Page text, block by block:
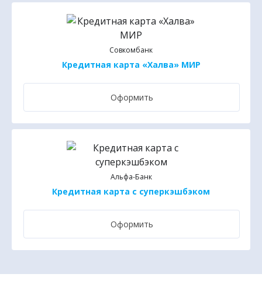
Совкомбанк
Кредитная карта «Халва» МИР
Оформить
Альфа-Банк
Кредитная карта с суперкэшбэком
Оформить